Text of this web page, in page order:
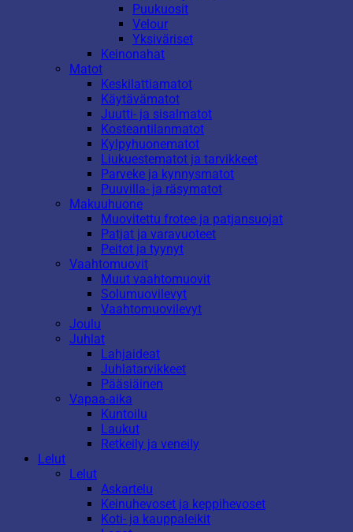
Puukuosit
Velour
Yksiväriset
Keinonahat
Matot
Keskilattiamatot
Käytävämatot
Juutti- ja sisalmatot
Kosteantilanmatot
Kylpyhuonematot
Liukuestematot ja tarvikkeet
Parveke ja kynnysmatot
Puuvilla- ja räsymatot
Makuuhuone
Muovitettu frotee ja patjansuojat
Patjat ja varavuoteet
Peitot ja tyynyt
Vaahtomuovit
Muut vaahtomuovit
Solumuovilevyt
Vaahtomuovilevyt
Joulu
Juhlat
Lahjaideat
Juhlatarvikkeet
Pääsiäinen
Vapaa-aika
Kuntoilu
Laukut
Retkeily ja veneily
Lelut
Lelut
Askartelu
Keinuhevoset ja keppihevoset
Koti- ja kauppaleikit